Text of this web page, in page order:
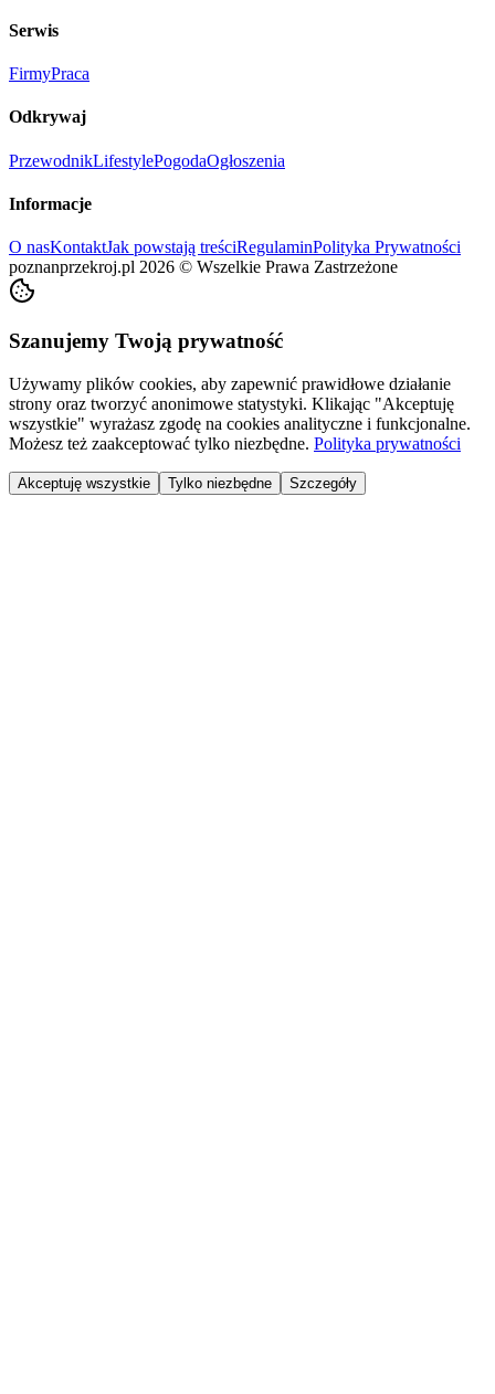
Serwis
FirmyPraca
Odkrywaj
PrzewodnikLifestylePogodaOgłoszenia
Informacje
O nasKontaktJak powstają treściRegulaminPolityka Prywatności
poznanprzekroj.pl 2026 © Wszelkie Prawa Zastrzeżone
Szanujemy Twoją prywatność
Używamy plików cookies, aby zapewnić prawidłowe działanie
strony oraz tworzyć anonimowe statystyki. Klikając "Akceptuję
wszystkie" wyrażasz zgodę na cookies analityczne i funkcjonalne.
Możesz też zaakceptować tylko niezbędne. Polityka prywatności
Akceptuję wszystkie Tylko niezbędne Szczegóły